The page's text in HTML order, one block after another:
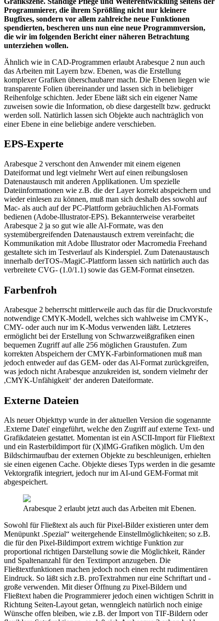
Programmierer, die ihrem Sprößling nicht nur kleinere
Bugfixes, sondern vor allem zahlreiche neue Funktionen
spendierten, bescheren uns nun eine neue Programmversion,
die wir im folgenden Bericht einer näheren Betrachtung
unterziehen wollen.
Ähnlich wie in CAD-Programmen erlaubt Arabesque 2 nun auch
das Arbeiten mit Layern bzw. Ebenen, was die Erstellung
komplexer Grafiken überschaubarer macht. Die Ebenen liegen wie
transparente Folien übereinander und lassen sich in beliebiger
Reihenfolge schichten. Jeder Ebene läßt sich ein eigener Name
zuweisen sowie die Information, ob diese dargestellt bzw. gedruckt
werden soll. Natürlich lassen sich Objekte auch nachträglich von
einer Ebene in eine beliebige andere verschieben.
EPS-Experte
Arabesque 2 verschont den Anwender mit einem eigenen
Dateiformat und legt vielmehr Wert auf einen reibungslosen
Datenaustausch mit anderen Applikationen. Um spezielle
Dateiinformationen wie z.B. die der Layer korrekt abspeichern und
wieder einlesen zu können, muß man sich deshalb des sowohl auf
Mac- als auch auf der PC-Plattform gebräuchlichen Al-Formats
bedienen (Adobe-lllustrator-EPS). Bekannterweise verarbeitet
Arabesque 2 ja so gut wie alle Al-Formate, was den
systemübergreifenden Datenaustausch extrem vereinfacht; die
Kommunikation mit Adobe Illustrator oder Macromedia Freehand
gestaltete sich im Testverlauf als Kinderspiel. Zum Datenaustausch
innerhalb derTOS-/MagiC-Plattform lassen sich natürlich auch das
verbreitete CVG- (1.0/1.1) sowie das GEM-Format einsetzen.
Farbenfroh
Arabesque 2 beherrscht mittlerweile auch das für die Druckvorstufe
notwendige CMYK-Modell, welches sich wahlweise im CMYK-,
CMY- oder auch nur im K-Modus verwenden läßt. Letzteres
ermöglicht bei der Erstellung von Schwarzweißgrafiken einen
bequemen Zugriff auf alle 256 möglichen Graustufen. Zum
korrekten Abspeichern der CMYK-Farbinformationen muß man
jedoch entweder auf das GEM- oder das Al-Format zurückgreifen,
was jedoch nicht Arabesque anzukreiden ist, sondern vielmehr der
,CMYK-Unfähigkeit‘ der anderen Dateiformate.
Externe Dateien
Als neuer Objekttyp wurde in der aktuellen Version die sogenannte
.Externe Datei' eingeführt, welche den Zugriff auf externe Text- und
Grafikdateien gestattet. Momentan ist ein ASCII-Import für Fließtext
und ein Rasterbildimport für (X)IMG-Grafiken möglich. Um den
Bildschirmaufbau der externen Objekte zu beschleunigen, erhielten
sie einen eigenen Cache. Objekte dieses Typs werden in die gesamte
Vektorgrafik integriert, jedoch nur im AI-und GEM-Format mit
abgespeichert.
Arabesque 2 erlaubt jetzt auch das Arbeiten mit Ebenen.
Sowohl für Fließtext als auch für Pixel-Bilder existieren unter dem
Menüpunkt .Spezial“ weitergehende Einstellmöglichkeiten; so z.B.
die für den Pixel-Bildimport extrem wichtige Funktion zur
proportional richtigen Darstellung sowie die Möglichkeit, Ränder
und Spaltenanzahl für den Textimport anzugeben. Die
Fließtextfunktionen machen jedoch noch einen recht rudimentären
Eindruck. So läßt sich z.B. proTextrahmen nur eine Schriftart und -
große verwenden. Mit dieser Öffnung zu Pixel-Bildern und
Fließtext haben die Programmierer jedoch einen wichtigen Schritt in
Richtung Seiten-Layout getan, wenngleich natürlich noch einige
Wünsche offen bleiben, wie z.B. der Import von TIF-Bildern oder